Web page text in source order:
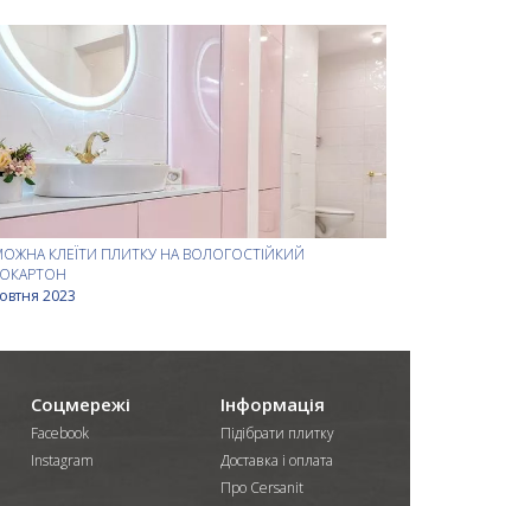
КЛЕЇТИ ПЛИТКУ НА ВОЛОГОСТІЙКИЙ
2023
Інформація
Підібрати плитку
Доставка і оплата
Про Cersanit
Соцмережі
Facebook
Instagram